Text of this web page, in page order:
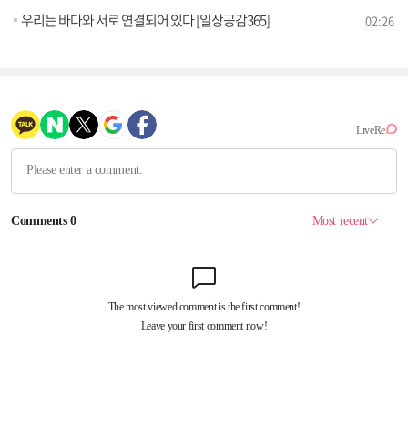
우리는 바다와 서로 연결되어 있다 [일상공감365] 02:26